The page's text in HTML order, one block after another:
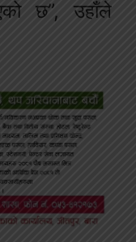
छ”, उहाँले